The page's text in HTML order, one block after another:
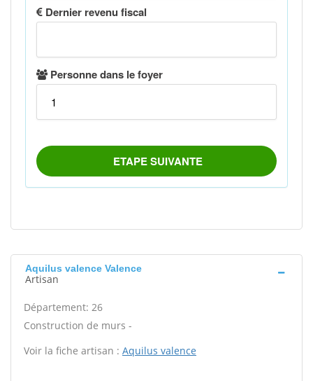
Aquilus valence Valence
Artisan
Département: 26
Construction de murs -
Voir la fiche artisan : Aquilus valence